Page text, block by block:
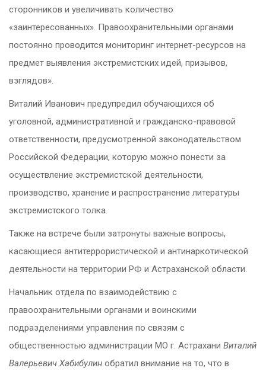
сторонников и увеличивать количество
«заинтересованных». Правоохранительными органами
постоянно проводится мониторинг интернет-ресурсов на
предмет выявления экстремистских идей, призывов,
взглядов».
Виталий Иванович предупредил обучающихся об
уголовной, административной и гражданско-правовой
ответственности, предусмотренной законодательством
Российской Федерации, которую можно понести за
осуществление экстремистской деятельности,
производство, хранение и распространение литературы
экстремистского толка.
Также на встрече были затронуты важные вопросы,
касающиеся антитеррористической и антинаркотической
деятельности на территории РФ и Астраханской области.
Начальник отдела по взаимодействию с
правоохранительными органами и воинскими
подразделениями управления по связям с
общественностью администрации МО г. Астрахани Виталий
Валерьевич Хабибулин обратил внимание на то, что в